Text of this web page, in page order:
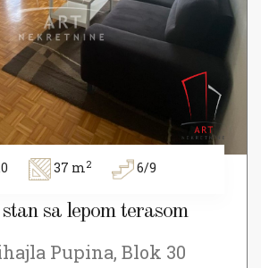
37 m2 6/9
sa lepom terasom
Pupina, Blok 30